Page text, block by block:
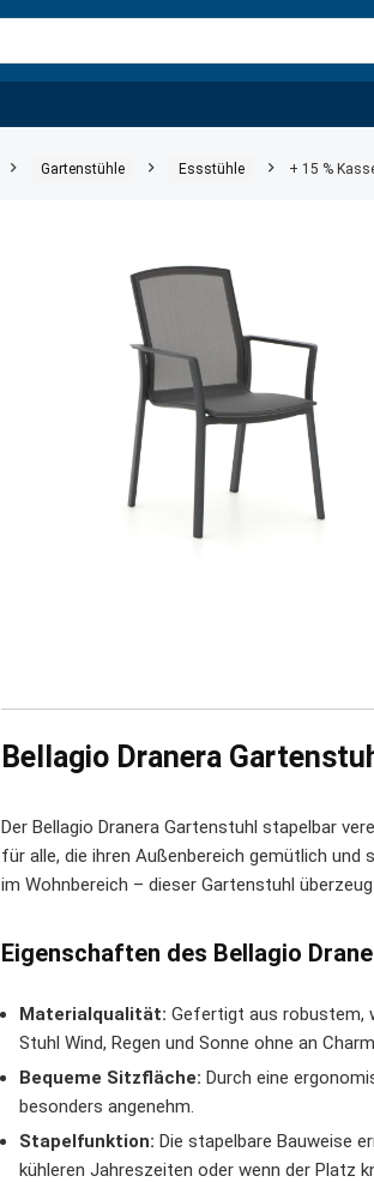
Gartenstühle Essstühle + 15 %
Bellagio Dranera
Der Bellagio Dranera Gartenstuhl stapelbar
für alle, die ihren Außenbereich gemütlich
im Wohnbereich – dieser Gartenstuhl
Eigenschaften des Bellagio
Materialqualität: Gefertigt aus robustem,
Stuhl Wind, Regen und Sonne ohne an
Bequeme Sitzfläche: Durch eine
besonders angenehm.
Stapelfunktion: Die stapelbare Bauweise
kühleren Jahreszeiten oder wenn der Platz